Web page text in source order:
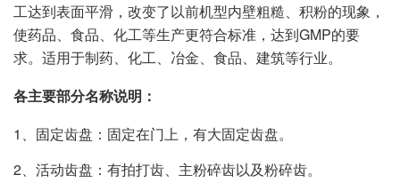
工达到表面平滑，改变了以前机型内壁粗糙、积粉的现象，
使药品、食品、化工等生产更符合标准，达到GMP的要
求。适用于制药、化工、冶金、食品、建筑等行业。
各主要部分名称说明：
1、固定齿盘：固定在门上，有大固定齿盘。
2、活动齿盘：有拍打齿、主粉碎齿以及粉碎齿。